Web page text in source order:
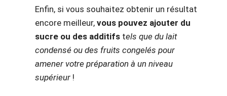
Enfin, si vous souhaitez obtenir un résultat
encore meilleur, vous pouvez ajouter du
sucre ou des additifs tels que du lait
condensé ou des fruits congelés pour
amener votre préparation à un niveau
supérieur !